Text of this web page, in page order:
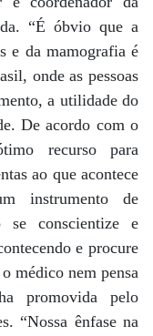
“É óbvio que a
e da mamografia é
onde as pessoas
a utilidade do
De acordo com o
recurso para
ao que acontece
instrumento de
se conscientize e
e procure
médico nem pensa
promovida pelo
“Nossa ênfase na